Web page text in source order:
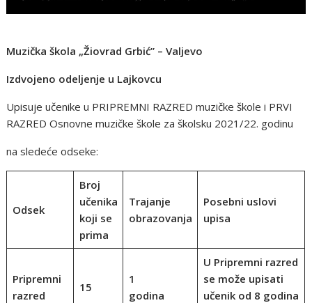
Muzička škola „Žiovrad Grbić” – Valjevo
Izdvojeno odeljenje u Lajkovcu
Upisuje učenike u PRIPREMNI RAZRED muzičke škole i PRVI
RAZRED Osnovne muzičke škole za školsku 2021/22. godinu
na sledeće odseke:
Odsek
Broj
učenika
koji se
prima
Trajanje
obrazovanja
Posebni uslovi
upisa
Pripremni
razred
15
1
godina
U Pripremni razred
se može upisati
učenik od 8 godina